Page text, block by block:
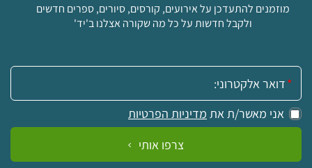
מוזמנים להתעדכן על אירועים, קורסים, סיורים, ספרים חדשים
ולקבל חדשות על כל מה שקורה אצלנו ב'יד'
אימייל:
אני מאשר/ת את מדיניות הפרטיות
צרפו אותי